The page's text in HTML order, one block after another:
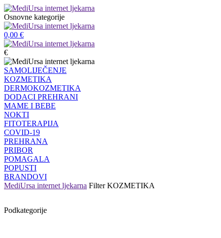
Osnovne kategorije
0,00 €
€
SAMOLIJEČENJE
KOZMETIKA
DERMOKOZMETIKA
DODACI PREHRANI
MAME I BEBE
NOKTI
FITOTERAPIJA
COVID-19
PREHRANA
PRIBOR
POMAGALA
POPUSTI
BRANDOVI
MediUrsa internet ljekarna Filter KOZMETIKA
Podkategorije